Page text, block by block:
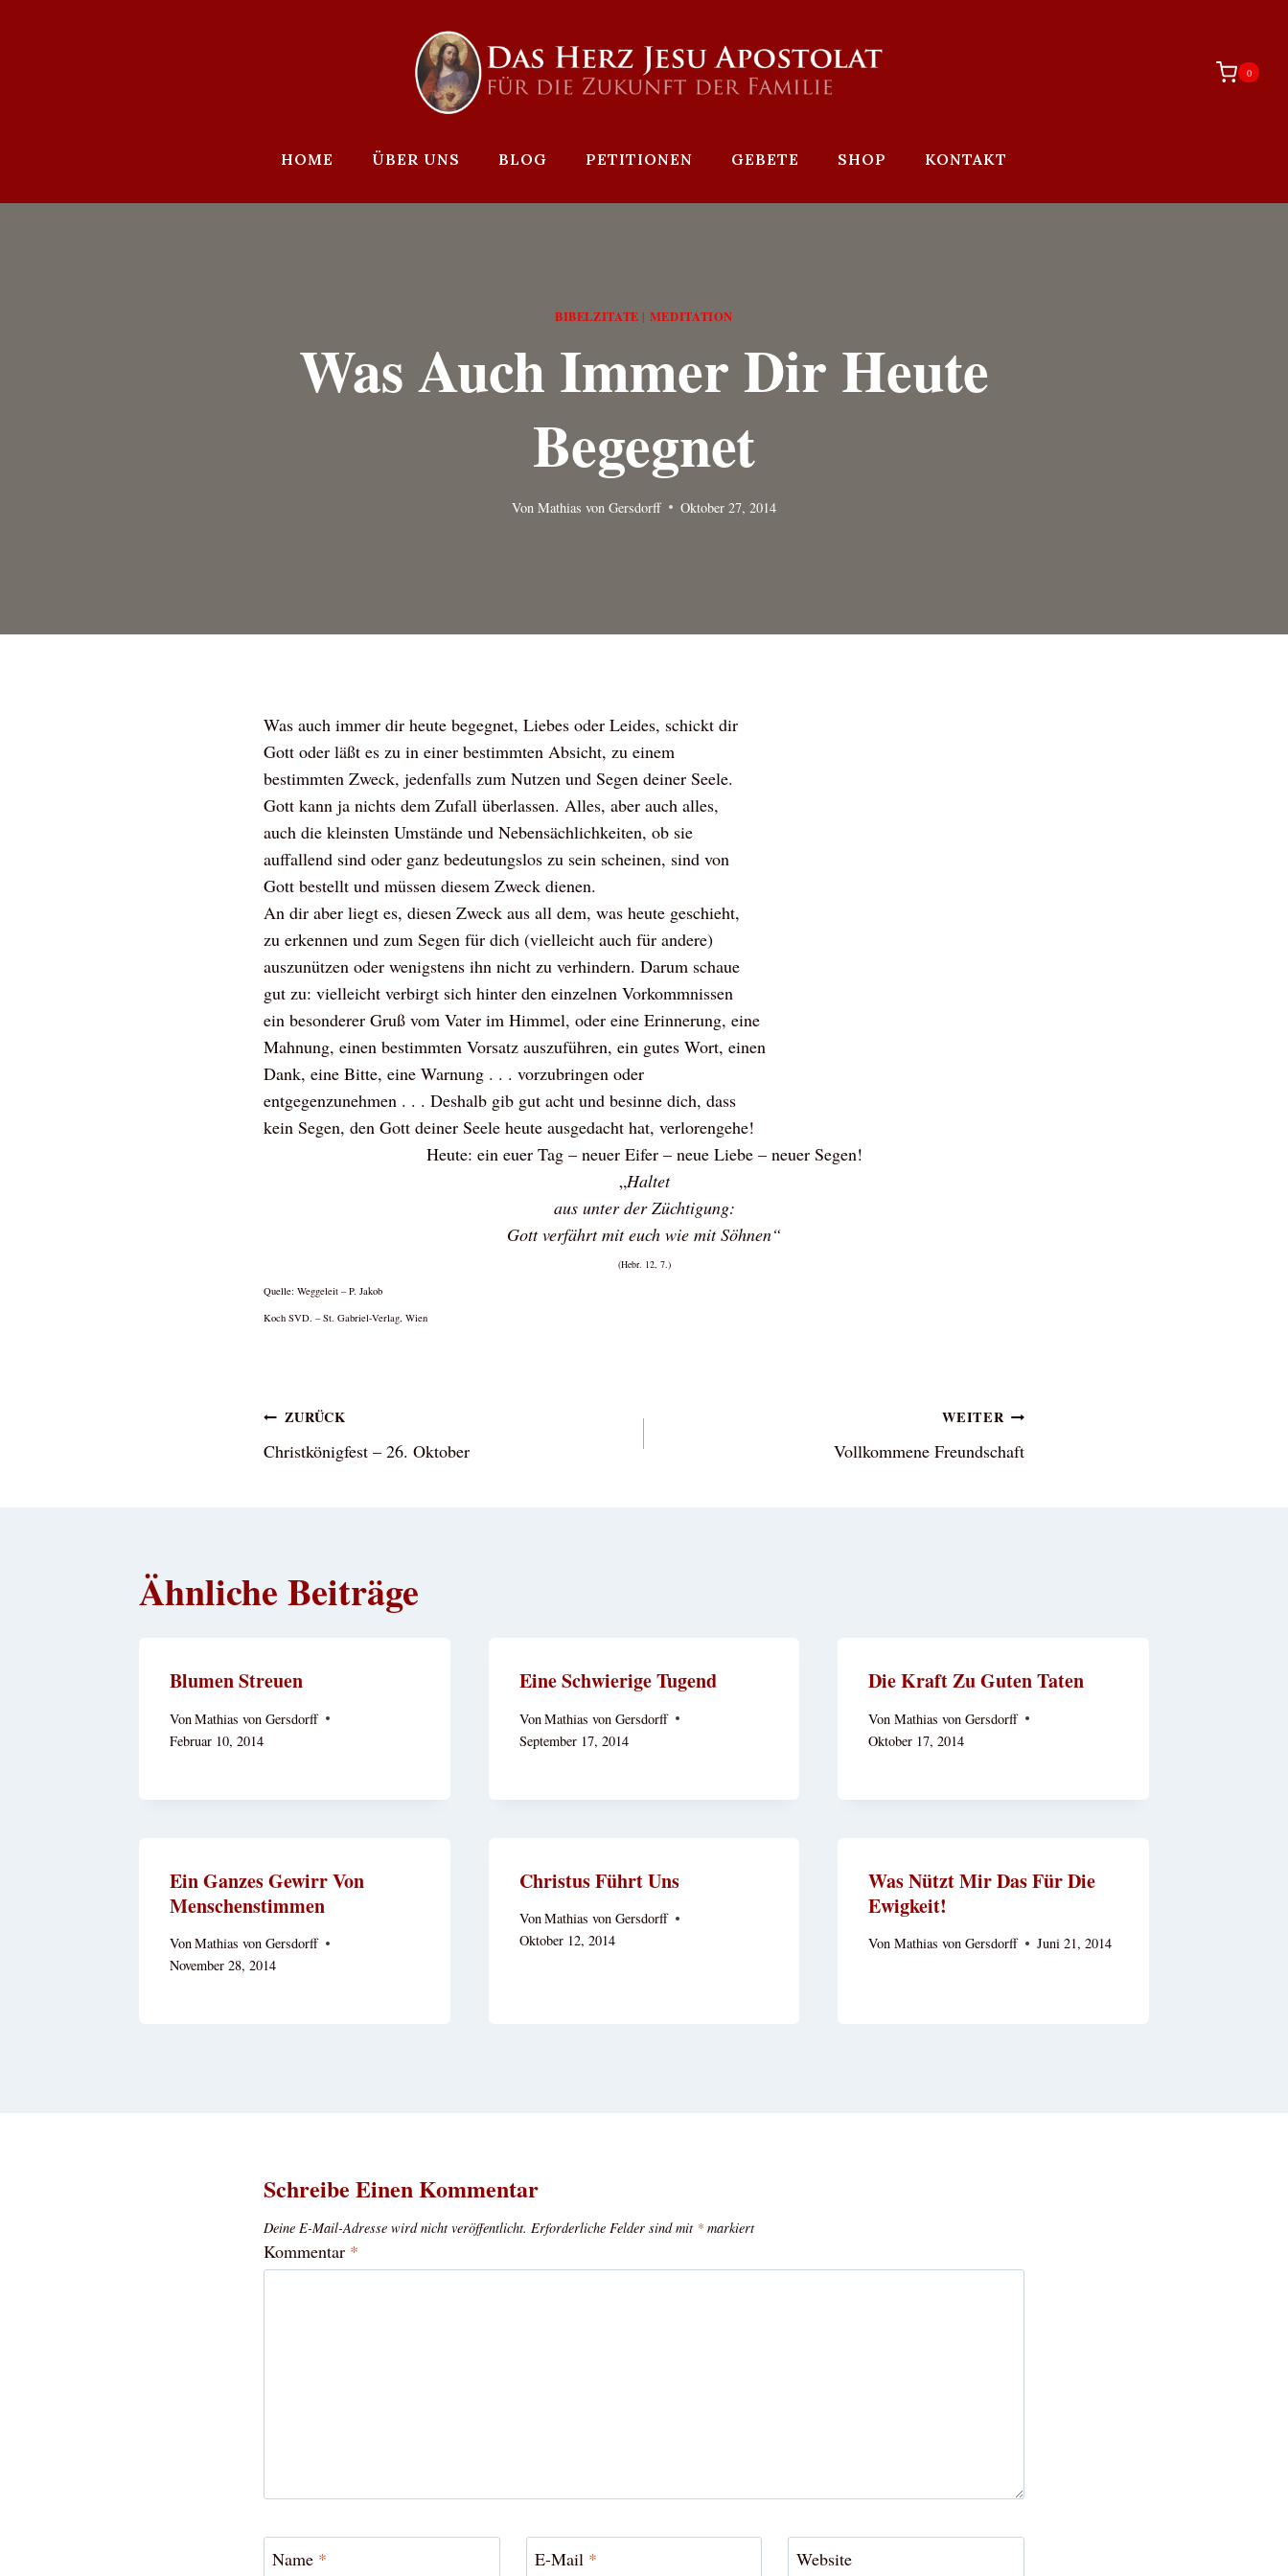
0
HOME ÜBER UNS BLOG PETITIONEN GEBETE SHOP KONTAKT
BIBELZITATE | MEDITATION
Was Auch Immer Dir Heute
Begegnet
Von Mathias von Gersdorff Oktober 27, 2014
Was auch immer dir heute begegnet, Liebes oder Leides, schickt dir
Gott oder läßt es zu in einer bestimmten Absicht, zu einem
bestimmten Zweck, jedenfalls zum Nutzen und Segen deiner Seele.
Gott kann ja nichts dem Zufall überlassen. Alles, aber auch alles,
auch die kleinsten Umstände und Nebensächlichkeiten, ob sie
auffallend sind oder ganz bedeutungslos zu sein scheinen, sind von
Gott bestellt und müssen diesem Zweck dienen.
An dir aber liegt es, diesen Zweck aus all dem, was heute geschieht,
zu erkennen und zum Segen für dich (vielleicht auch für andere)
auszunützen oder wenigstens ihn nicht zu verhindern. Darum schaue
gut zu: vielleicht verbirgt sich hinter den einzelnen Vorkommnissen
ein besonderer Gruß vom Vater im Himmel, oder eine Erinnerung, eine
Mahnung, einen bestimmten Vorsatz auszuführen, ein gutes Wort, einen
Dank, eine Bitte, eine Warnung . . . vorzubringen oder
entgegenzunehmen . . . Deshalb gib gut acht und besinne dich, dass
kein Segen, den Gott deiner Seele heute ausgedacht hat, verlorengehe!
Heute: ein euer Tag – neuer Eifer – neue Liebe – neuer Segen!
„Haltet
aus unter der Züchtigung:
Gott verfährt mit euch wie mit Söhnen“
(Hebr. 12, 7.)
Quelle: Weggeleit – P. Jakob
Koch SVD. – St. Gabriel-Verlag, Wien
Beitragsnavigation
ZURÜCK
Christkönigfest – 26. Oktober
WEITER
Vollkommene Freundschaft
Ähnliche Beiträge
Blumen Streuen
VonMathias von Gersdorff
Februar 10, 2014
Eine Schwierige Tugend
VonMathias von Gersdorff
September 17, 2014
Die Kraft Zu Guten Taten
Von Mathias von Gersdorff
Oktober 17, 2014
Ein Ganzes Gewirr Von
Menschenstimmen
VonMathias von Gersdorff
November 28, 2014
Christus Führt Uns
VonMathias von Gersdorff
Oktober 12, 2014
Was Nützt Mir Das Für Die
Ewigkeit!
Von Mathias von Gersdorff Juni 21, 2014
Schreibe Einen Kommentar
Deine E-Mail-Adresse wird nicht veröffentlicht. Erforderliche Felder sind mit * markiert
Kommentar *
Name * E-Mail * Website